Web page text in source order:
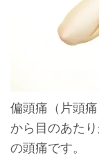
偏頭痛（片頭
から目のあた
の頭痛です。